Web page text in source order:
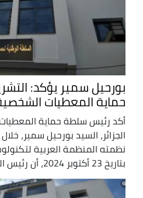
بورحيل سمير يؤكد:
حماية المعطيات الشخصية
أكد رئيس سلطة حماية
الجزائر، السيد بورحيل سمير، خلال
نظمته المنظمة العربية
بتاريخ 23 أكتوبر 2024، أن رئيس الجمهورية، ...